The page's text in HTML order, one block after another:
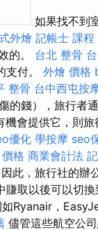
如果找不到
外燴 記帳士 課程
的。 台北 整骨
支付。 外燴 價格
整骨 台中西屯按
錢），旅行者
機會提供它，則
優化 學按摩 seo
格 商業會計法
因此，旅行社的辦
取以後可以切換
Ryanair，
儘管這些航空公